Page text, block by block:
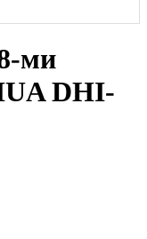
ми
DHI-